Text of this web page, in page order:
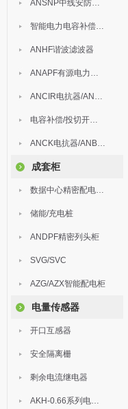
ANSNP中线安防保护器
智能电力电容补偿装置
ANHF谐波滤波器
ANAPF有源电力滤波器
ANCIR电抗器/ANHPD300谐波保护器
电容补偿/投切开关/ARC
ANCK电抗器/ANBSMJ自愈式低压并联电容器
成套柜
数据中心精密配电监控装置
储能/充电桩
ANDPF精密列头柜
SVG/SVC
AZG/AZX智能配电柜
电量传感器
开口互感器
安全隔离栅
剩余电流继电器
AKH-0.66系列电流互感器